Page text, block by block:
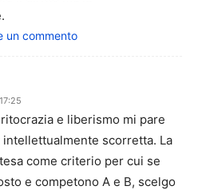
un commento
e liberismo mi pare
intellettualmente scorretta. La
come criterio per cui se
e competono A e B, scelgo